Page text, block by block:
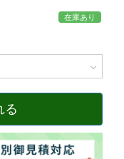
在庫あり
る